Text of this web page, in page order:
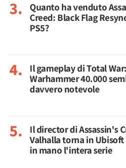
Quanto ha venduto
Creed: Black Flag
PS5?
Il gameplay di Total War:
Warhammer 40.000
davvero notevole
Il director di Assassin's
Valhalla torna in
in mano l'intera serie